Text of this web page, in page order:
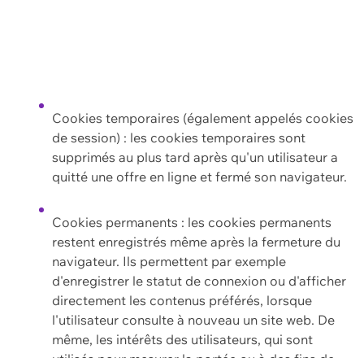
Cookies temporaires (également appelés cookies
de session) : les cookies temporaires sont
supprimés au plus tard après qu'un utilisateur a
quitté une offre en ligne et fermé son navigateur.
Cookies permanents : les cookies permanents
restent enregistrés même après la fermeture du
navigateur. Ils permettent par exemple
d'enregistrer le statut de connexion ou d'afficher
directement les contenus préférés, lorsque
l'utilisateur consulte à nouveau un site web. De
même, les intérêts des utilisateurs, qui sont